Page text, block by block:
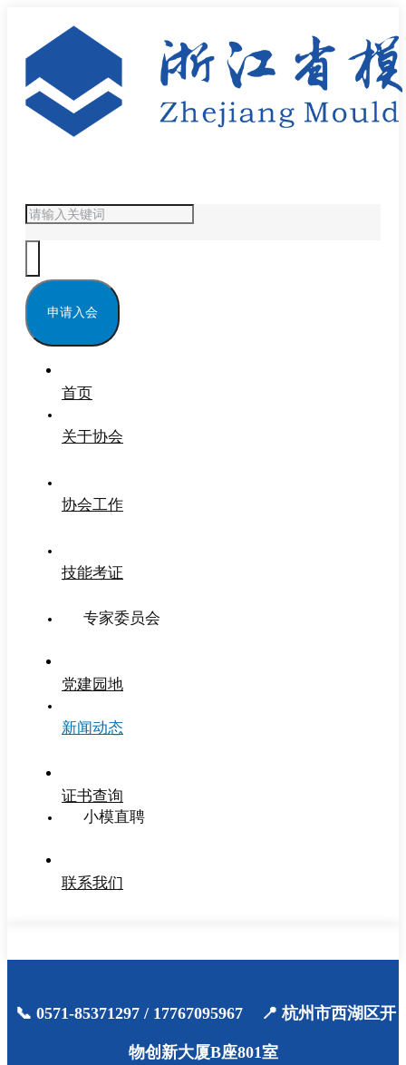
申请入会
首页
关于协会
协会工作
技能考证
专家委员会
党建园地
新闻动态
证书查询
小模直聘
联系我们
📞 0571-85371297 / 17767095967 📍 杭州市西湖区开
物创新大厦B座801室